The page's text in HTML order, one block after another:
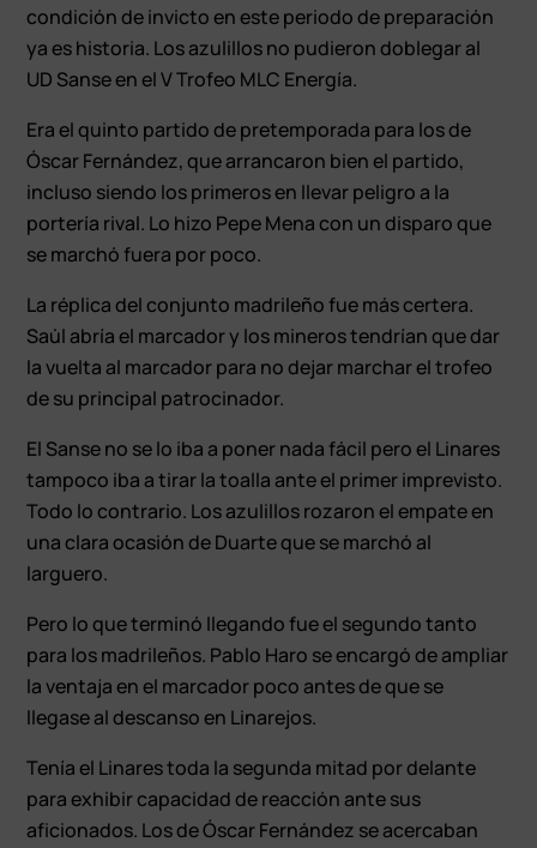
condición de invicto en este periodo de preparación
ya es historia. Los azulillos no pudieron doblegar al
UD Sanse en el V Trofeo MLC Energía.
Era el quinto partido de pretemporada para los de
Óscar Fernández, que arrancaron bien el partido,
incluso siendo los primeros en llevar peligro a la
portería rival. Lo hizo Pepe Mena con un disparo que
se marchó fuera por poco.
La réplica del conjunto madrileño fue más certera.
Saúl abría el marcador y los mineros tendrían que dar
la vuelta al marcador para no dejar marchar el trofeo
de su principal patrocinador.
El Sanse no se lo iba a poner nada fácil pero el Linares
tampoco iba a tirar la toalla ante el primer imprevisto.
Todo lo contrario. Los azulillos rozaron el empate en
una clara ocasión de Duarte que se marchó al
larguero.
Pero lo que terminó llegando fue el segundo tanto
para los madrileños. Pablo Haro se encargó de ampliar
la ventaja en el marcador poco antes de que se
llegase al descanso en Linarejos.
Tenía el Linares toda la segunda mitad por delante
para exhibir capacidad de reacción ante sus
aficionados. Los de Óscar Fernández se acercaban